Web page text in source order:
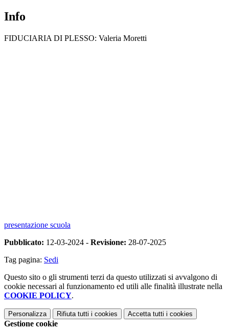
Info
FIDUCIARIA DI PLESSO: Valeria Moretti
presentazione scuola
Pubblicato: 12-03-2024 - Revisione: 28-07-2025
Tag pagina: Sedi
Questo sito o gli strumenti terzi da questo utilizzati si avvalgono di
cookie necessari al funzionamento ed utili alle finalità illustrate nella
COOKIE POLICY.
Personalizza Rifiuta tutti i cookies Accetta tutti i cookies
Gestione cookie